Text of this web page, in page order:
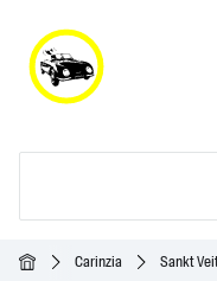
Home Carinzia Sankt